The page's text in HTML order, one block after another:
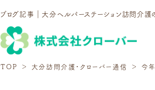
ブログ記事｜大分ヘルパーステーション訪問介護
TOP 大分訪問介護・クローバー通信 今